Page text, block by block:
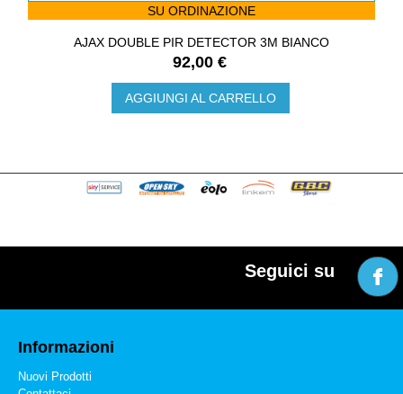
SU ORDINAZIONE
AJAX DOUBLE PIR DETECTOR 3M BIANCO
92,00 €
AGGIUNGI AL CARRELLO
Seguici su
Informazioni
Nuovi Prodotti